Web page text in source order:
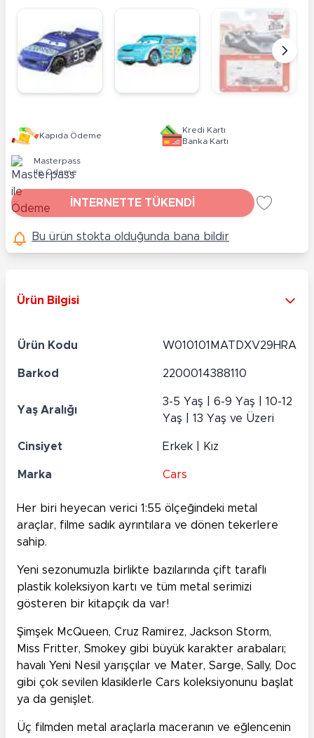
Kapıda Ödeme
Kredi Kartı
Banka Kartı
Masterpass
ile Ödeme
İNTERNETTE TÜKENDİ
Bu ürün stokta olduğunda bana bildir
Ürün Bilgisi
Ürün Kodu W010101MATDXV29HRA
Barkod 2200014388110
Yaş Aralığı
3-5 Yaş | 6-9 Yaş | 10-12
Yaş | 13 Yaş ve Üzeri
Cinsiyet Erkek | Kız
Marka Cars
Her biri heyecan verici 1:55 ölçeğindeki metal
araçlar, filme sadık ayrıntılara ve dönen tekerlere
sahip.
Yeni sezonumuzla birlikte bazılarında çift taraflı
plastik koleksiyon kartı ve tüm metal serimizi
gösteren bir kitapçık da var!
Şimşek McQueen, Cruz Ramirez, Jackson Storm,
Miss Fritter, Smokey gibi büyük karakter arabaları;
havalı Yeni Nesil yarışçılar ve Mater, Sarge, Sally, Doc
gibi çok sevilen klasiklerle Cars koleksiyonunu başlat
ya da genişlet.
Üç filmden metal araçlarla maceranın ve eğlencenin